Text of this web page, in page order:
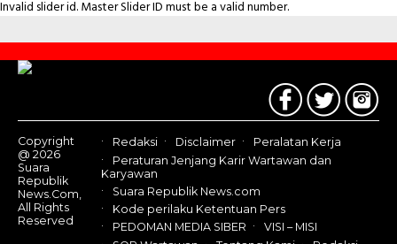
Invalid slider id. Master Slider ID must be a valid number.
Contact
Us
Copyright
@ 2026
Suara
Republik
News.Com,
All Rights
Reserved
Redaksi Disclaimer
Peralatan Kerja
Peraturan Jenjang Karir Wartawan dan
Karyawan
Suara Republik News.com
Kode perilaku Ketentuan Pers
PEDOMAN MEDIA SIBER
VISI – MISI